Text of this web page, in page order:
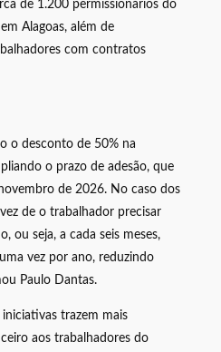
de 1.200 permissionários do
Alagoas, além de
com contratos
o desconto de 50% na
o prazo de adesão, que
de 2026. No caso dos
de o trabalhador precisar
ou seja, a cada seis meses,
vez por ano, reduzindo
Paulo Dantas.
trazem mais
aos trabalhadores do